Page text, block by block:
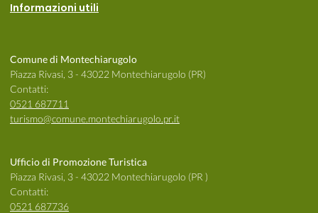
Informazioni utili
Comune di Montechiarugolo
Piazza Rivasi, 3 - 43022 Montechiarugolo (PR)
Contatti:
0521 687711
turismo@comune.montechiarugolo.pr.it
Ufficio di Promozione Turistica
Piazza Rivasi, 3 - 43022 Montechiarugolo (PR )
Contatti:
0521 687736